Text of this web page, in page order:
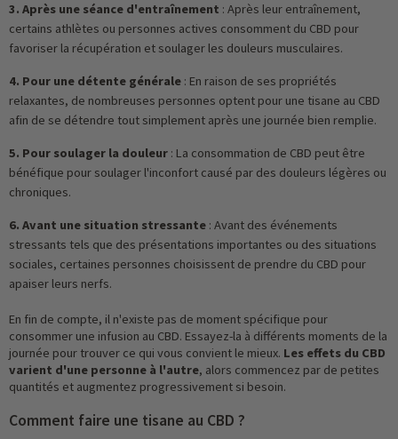
3. Après une séance d'entraînement : Après leur entraînement,
certains athlètes ou personnes actives consomment du CBD pour
favoriser la récupération et soulager les douleurs musculaires.
4. Pour une détente générale : En raison de ses propriétés
relaxantes, de nombreuses personnes optent pour une tisane au CBD
afin de se détendre tout simplement après une journée bien remplie.
5. Pour soulager la douleur : La consommation de CBD peut être
bénéfique pour soulager l'inconfort causé par des douleurs légères ou
chroniques.
6. Avant une situation stressante : Avant des événements
stressants tels que des présentations importantes ou des situations
sociales, certaines personnes choisissent de prendre du CBD pour
apaiser leurs nerfs.
En fin de compte, il n'existe pas de moment spécifique pour
consommer une infusion au CBD. Essayez-la à différents moments de la
journée pour trouver ce qui vous convient le mieux. Les effets du CBD
varient d'une personne à l'autre, alors commencez par de petites
quantités et augmentez progressivement si besoin.
Comment faire une tisane au CBD ?